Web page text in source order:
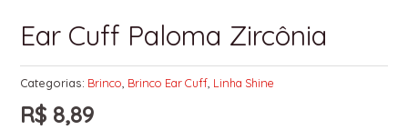
Ear Cuff Paloma Zircônia
Categorias: Brinco, Brinco Ear Cuff, Linha Shine
R$8,89